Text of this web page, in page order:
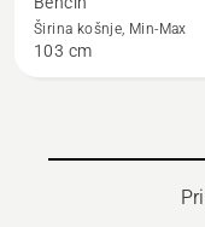
R 216TC
Širina košnje, Min-Max
103 cm